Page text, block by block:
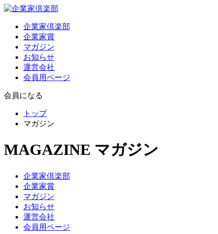
企業家倶楽部
企業家賞
マガジン
お知らせ
運営会社
会員用ページ
会員になる
トップ
マガジン
MAGAZINE マガジン
企業家倶楽部
企業家賞
マガジン
お知らせ
運営会社
会員用ページ